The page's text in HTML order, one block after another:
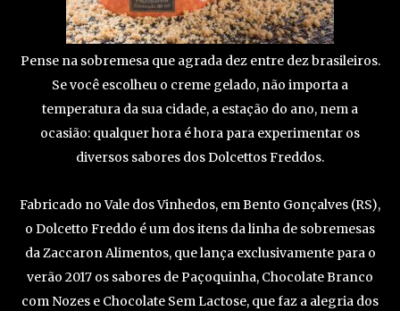
Pense na sobremesa que agrada dez entre dez brasileiros.
Se você escolheu o creme gelado, não importa a
temperatura da sua cidade, a estação do ano, nem a
ocasião: qualquer hora é hora para experimentar os
diversos sabores dos Dolcettos Freddos.
Fabricado no Vale dos Vinhedos, em Bento Gonçalves (RS),
o Dolcetto Freddo é um dos itens da linha de sobremesas
da Zaccaron Alimentos, que lança exclusivamente para o
verão 2017 os sabores de Paçoquinha, Chocolate Branco
com Nozes e Chocolate Sem Lactose, que faz a alegria dos